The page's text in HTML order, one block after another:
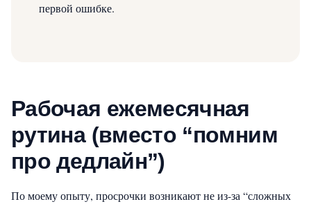
первой ошибке.
Рабочая ежемесячная
рутина (вместо “помним
про дедлайн”)
По моему опыту, просрочки возникают не из-за “сложных